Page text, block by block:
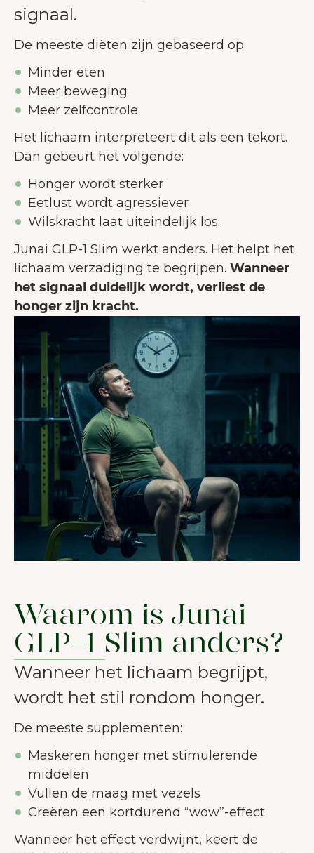
signaal.
De meeste diëten zijn gebaseerd op:
Minder eten
Meer beweging
Meer zelfcontrole
Het lichaam interpreteert dit als een tekort.
Dan gebeurt het volgende:
Honger wordt sterker
Eetlust wordt agressiever
Wilskracht laat uiteindelijk los.
Junai GLP-1 Slim werkt anders. Het helpt het
lichaam verzadiging te begrijpen. Wanneer
het signaal duidelijk wordt, verliest de
honger zijn kracht.
Waarom is Junai
GLP-1 Slim anders?
Wanneer het lichaam begrijpt,
wordt het stil rondom honger.
De meeste supplementen:
Maskeren honger met stimulerende
middelen
Vullen de maag met vezels
Creëren een kortdurend “wow”-effect
Wanneer het effect verdwijnt, keert de